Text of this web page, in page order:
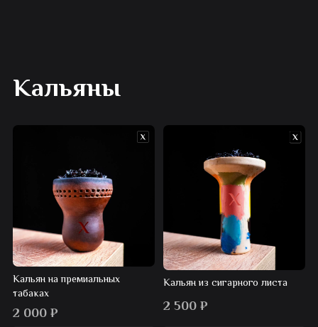
Кальяны
Кальян на премиальных
табаках
2 000 ₽
Кальян из сигарного листа
2 500₽